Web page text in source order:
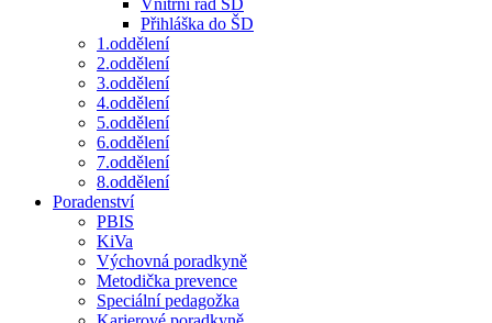
Vnitřní řád ŠD
Přihláška do ŠD
1.oddělení
2.oddělení
3.oddělení
4.oddělení
5.oddělení
6.oddělení
7.oddělení
8.oddělení
Poradenství
PBIS
KiVa
Výchovná poradkyně
Metodička prevence
Speciální pedagožka